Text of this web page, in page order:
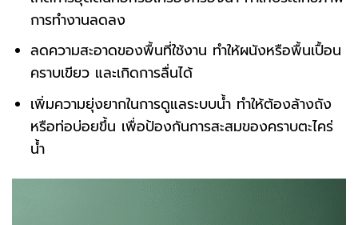
การทำงานลดลง
ลดความสะอาดของพื้นที่ใช้งาน ทำให้ผนังหรือพื้นเปื้อน
คราบเขียว และเกิดการลื่นได้
เพิ่มความยุ่งยากในการดูแลระบบน้ำ ทำให้ต้องล้างถัง
หรือท่อบ่อยขึ้น เพื่อป้องกันการสะสมของคราบตะไคร่
น้ำ